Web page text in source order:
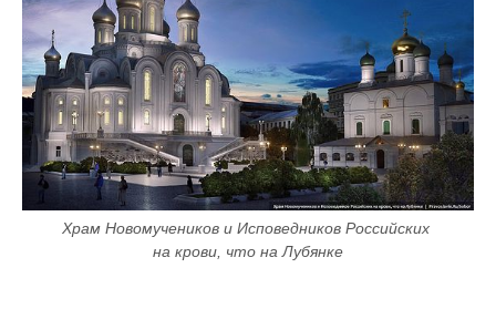
Храм Новомучеников и Исповедников Российских
на крови, что на Лубянке